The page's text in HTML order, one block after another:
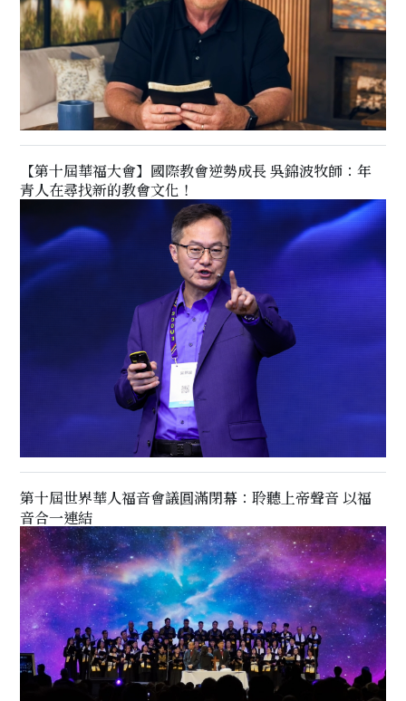
【第十屆華福大會】國際教會逆勢成長 吳錦波牧師：年
青人在尋找新的教會文化！
第十屆世界華人福音會議圓滿閉幕：聆聽上帝聲音 以福
音合一連結